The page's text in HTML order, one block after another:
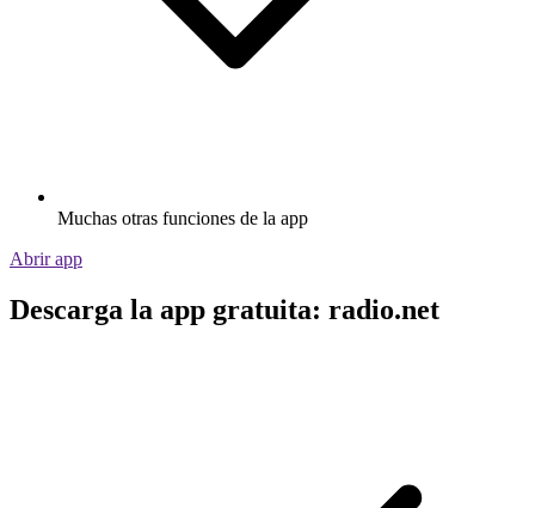
Muchas otras funciones de la app
Abrir app
Descarga la app gratuita: radio.net